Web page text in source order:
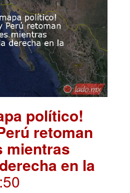
político!
retoman
mientras
en la